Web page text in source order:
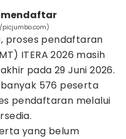
mendaftar
proses pendaftaran
ITERA 2026 masih
pada 29 Juni 2026.
576 peserta
pendaftaran melalui
yang belum